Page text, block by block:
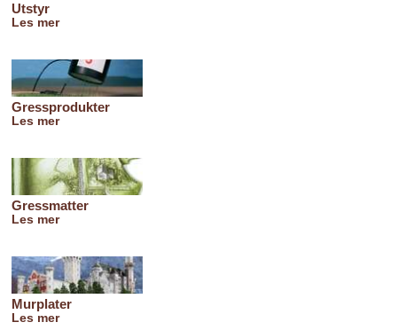
Utstyr
Les mer
Gressprodukter
Les mer
Gressmatter
Les mer
Murplater
Les mer